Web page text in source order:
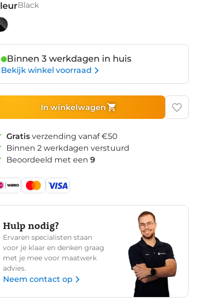
Black
Binnen 3 werkdagen in huis
Bekijk winkel voorraad
In winkelwagen
Gratis verzending vanaf €50
Binnen 2 werkdagen verstuurd
Beoordeeld met een 9
Hulp nodig?
Ervaren specialisten staan
voor je klaar en denken graag
met je mee voor maatwerk
advies.
Neem contact op